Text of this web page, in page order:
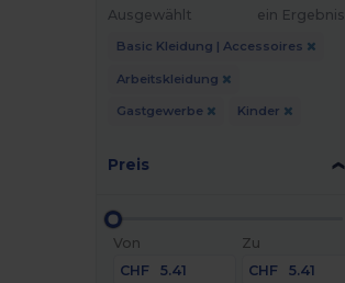
Ausgewählt
ein Ergebnis.
Basic Kleidung | Accessoires
Arbeitskleidung
Gastgewerbe Kinder
Preis
Von
CHF
Zu
CHF